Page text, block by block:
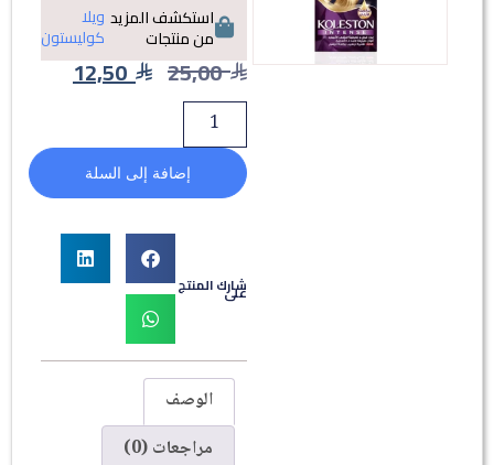
استكشف المزيد
من منتجات
ويلا
كوليستون
25,00
12,50
إضافة إلى السلة
شارك المنتج
على
الوصف
مراجعات (0)